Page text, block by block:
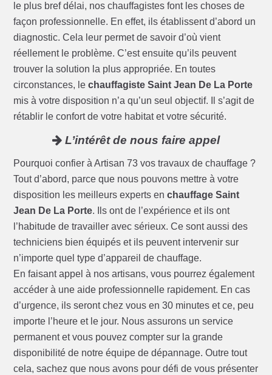
le plus bref délai, nos chauffagistes font les choses de
façon professionnelle. En effet, ils établissent d’abord un
diagnostic. Cela leur permet de savoir d’où vient
réellement le problème. C’est ensuite qu’ils peuvent
trouver la solution la plus appropriée. En toutes
circonstances, lechauffagiste Saint Jean De La Porte
mis à votre disposition n’a qu’un seul objectif. Il s’agit de
rétablir le confort de votre habitat et votre sécurité.
L’intérêt de nous faire appel
Pourquoi confier à Artisan 73 vos travaux de chauffage ?
Tout d’abord, parce que nous pouvons mettre à votre
disposition les meilleurs experts enchauffage Saint
Jean De La Porte. Ils ont de l’expérience et ils ont
l’habitude de travailler avec sérieux. Ce sont aussi des
techniciens bien équipés et ils peuvent intervenir sur
n’importe quel type d’appareil de chauffage.
En faisant appel à nos artisans, vous pourrez également
accéder à une aide professionnelle rapidement. En cas
d’urgence, ils seront chez vous en 30 minutes et ce, peu
importe l’heure et le jour. Nous assurons un service
permanent et vous pouvez compter sur la grande
disponibilité de notre équipe de dépannage. Outre tout
cela, sachez que nous avons pour défi de vous présenter